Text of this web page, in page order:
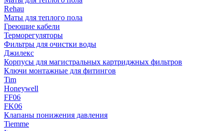
Rehau
Маты для теплого пола
Греющие кабели
Терморегуляторы
Фильтры для очистки воды
Джилекс
Корпусы для магистральных картриджных фильтров
Ключи монтажные для фитингов
Tim
Honeywell
FF06
FK06
Клапаны понижения давления
Tiemme